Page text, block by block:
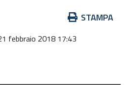
STAMPA
febbraio 2018 17:43